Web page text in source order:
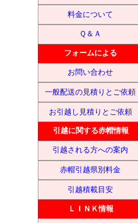
料金について
Ｑ＆Ａ
フォームによる
お問い合わせ
一般配送の見積りとご依頼
お引越し見積りとご依頼
引越に関する赤帽情報
引越される方への案内
赤帽引越県別料金
引越積載目安
ＬＩＮＫ情報